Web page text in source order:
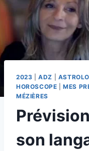
2023 |ADZ
HOROSCOPE |MES
MÉZIÈRES
son